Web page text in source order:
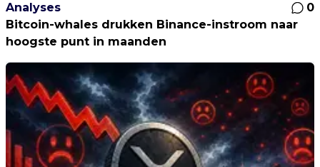
Analyses
0
Bitcoin-whales drukken Binance-instroom naar
hoogste punt in maanden